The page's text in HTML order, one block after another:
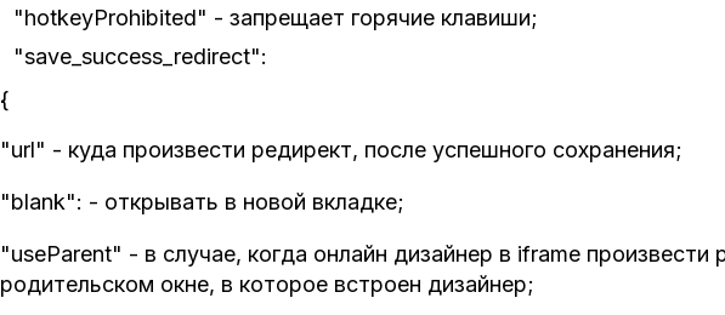
"hotkeyProhibited" - запрещает горячие клавиши;
"save_success_redirect":
{
"url" - куда произвести редирект, после успешного сохранения;
"blank": - открывать в новой вкладке;
"useParent" - в случае, когда онлайн дизайнер в iframe произвести
родительском окне, в которое встроен дизайнер;